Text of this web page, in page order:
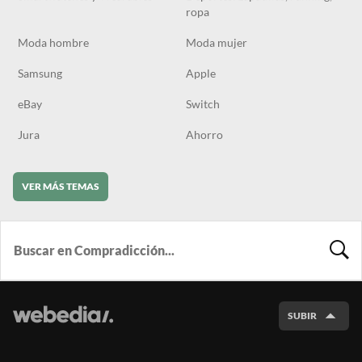
ropa
Moda hombre Moda mujer
Samsung Apple
eBay Switch
Jura Ahorro
VER MÁS TEMAS
SUBIR